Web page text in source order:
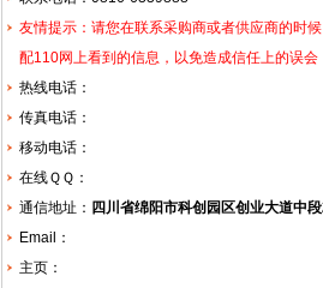
友情提示：请您在联系采购商或者供应商的时
配110网上看到的信息，以免造成信任上的误会
热线电话：
传真电话：
移动电话：
在线ＱＱ：
通信地址： 四川省绵阳市科创园区创业大道中
Email：
主页：